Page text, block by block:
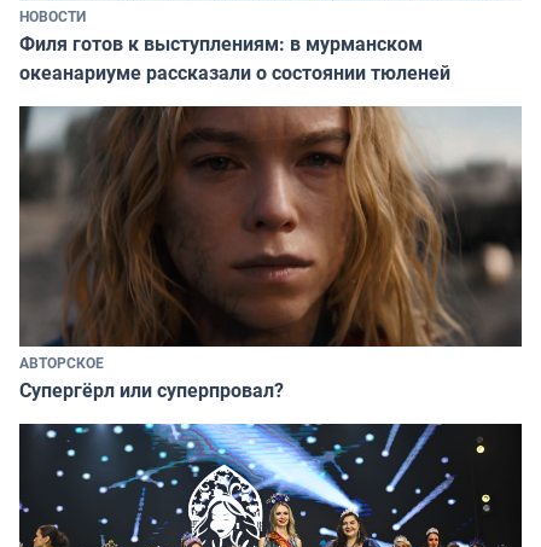
НОВОСТИ
Филя готов к выступлениям: в мурманском
океанариуме рассказали о состоянии тюленей
АВТОРСКОЕ
Супергёрл или суперпровал?